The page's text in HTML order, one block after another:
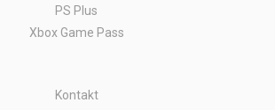
PS Plus
Xbox Game Pass
Kontakt